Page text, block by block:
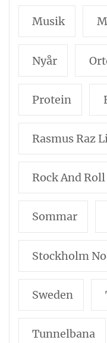
Musik
Nyår
Protein
Rasmus Raz
Rock And Roll
Sommar
Stockholm
Sweden
Tunnelbana